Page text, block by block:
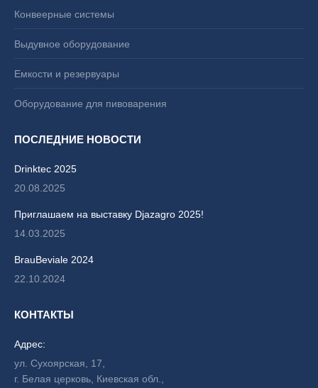
Конвеерные системы
Выдувное оборудование
Емкости и резервуары
Оборудование для пивоварения
ПОСЛЕДНИЕ НОВОСТИ
Drinktec 2025
20.08.2025
Приглашаем на выставку Djazagro 2025!
14.03.2025
BrauBeviale 2024
22.10.2024
КОНТАКТЫ
Адрес:
ул. Сухоярская, 17,
г. Белая церковь, Киевская обл.,